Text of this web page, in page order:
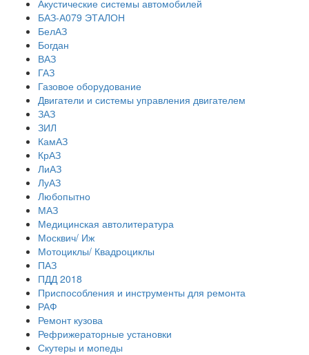
Акустические системы автомобилей
БАЗ-А079 ЭТАЛОН
БелАЗ
Богдан
ВАЗ
ГАЗ
Газовое оборудование
Двигатели и системы управления двигателем
ЗАЗ
ЗИЛ
КамАЗ
КрАЗ
ЛиАЗ
ЛуАЗ
Любопытно
МАЗ
Медицинская автолитература
Москвич/ Иж
Мотоциклы/ Квадроциклы
ПАЗ
ПДД 2018
Приспособления и инструменты для ремонта
РАФ
Ремонт кузова
Рефрижераторные установки
Скутеры и мопеды